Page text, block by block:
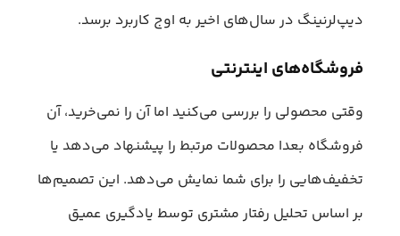
دیپ‌لرنینگ در سال‌های اخیر به اوج کاربرد برسد.
فروشگاه‌های اینترنتی
وقتی محصولی را بررسی می‌کنید اما آن را نمی‌خرید، آن
فروشگاه بعدا محصولات مرتبط را پیشنهاد می‌دهد یا
تخفیف‌هایی را برای شما نمایش می‌دهد. این تصمیم‌ها
بر اساس تحلیل رفتار مشتری توسط یادگیری عمیق